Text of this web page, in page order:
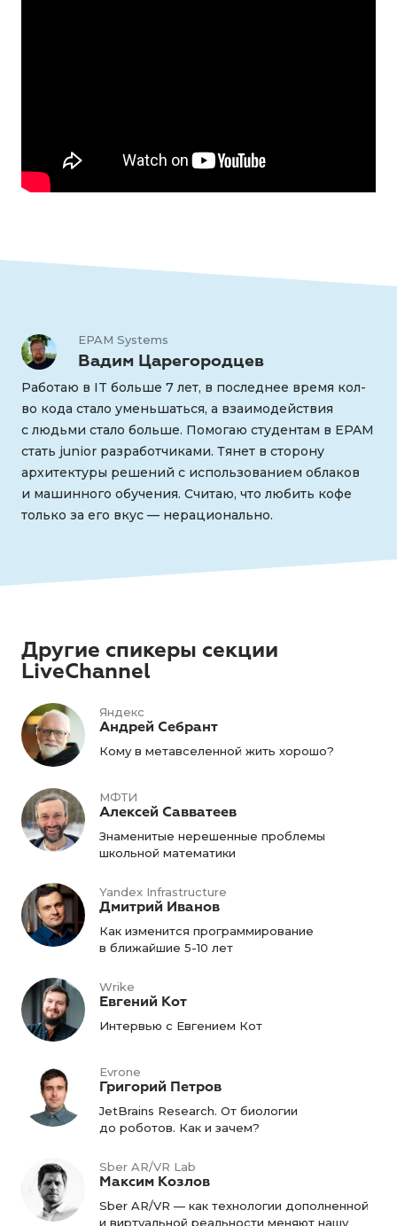
EPAM Systems
Вадим Царегородцев
Работаю в IT больше 7 лет, в последнее время кол-
во кода стало уменьшаться, а взаимодействия
с людьми стало больше. Помогаю студентам в EPAM
стать junior разработчиками. Тянет в сторону
архитектуры решений с использованием облаков
и машинного обучения. Считаю, что любить кофе
только за его вкус — нерационально.
Другие спикеры секции
LiveChannel
Яндекс
Андрей Себрант
Кому в метавселенной жить хорошо?
МФТИ
Алексей Савватеев
Знаменитые нерешенные проблемы
школьной математики
Yandex Infrastructure
Дмитрий Иванов
Как изменится программирование
в ближайшие 5-10 лет
Wrike
Евгений Кот
Интервью с Евгением Кот
Evrone
Григорий Петров
JetBrains Research. От биологии
до роботов. Как и зачем?
Sber AR/VR Lab
Максим Козлов
Sber AR/VR — как технологии дополненной
и виртуальной реальности меняют нашу